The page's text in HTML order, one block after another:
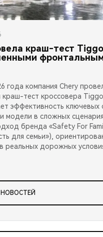
краш-тест
года компания Chery
краш-тест кроссовера
эффективность ключевых
модели в сложных
бренда «Safety For
для семьи»),
реальных дорожных
НОВОСТЕЙ